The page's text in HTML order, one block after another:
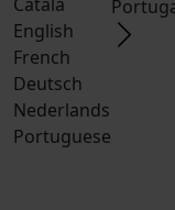
Catala
English
French
Deutsch
Nederlands
Portuguese